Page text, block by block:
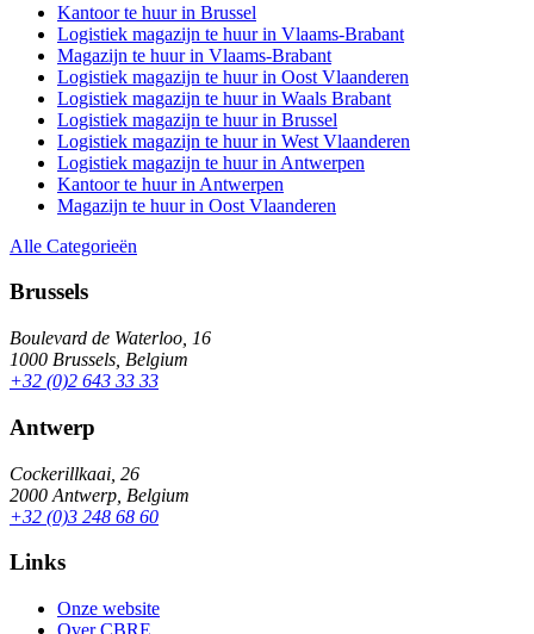
Kantoor te huur in Brussel
Logistiek magazijn te huur in Vlaams-Brabant
Magazijn te huur in Vlaams-Brabant
Logistiek magazijn te huur in Oost Vlaanderen
Logistiek magazijn te huur in Waals Brabant
Logistiek magazijn te huur in Brussel
Logistiek magazijn te huur in West Vlaanderen
Logistiek magazijn te huur in Antwerpen
Kantoor te huur in Antwerpen
Magazijn te huur in Oost Vlaanderen
Alle Categorieën
Brussels
Boulevard de Waterloo, 16
1000 Brussels, Belgium
+32 (0)2 643 33 33
Antwerp
Cockerillkaai, 26
2000 Antwerp, Belgium
+32 (0)3 248 68 60
Links
Onze website
Over CBRE